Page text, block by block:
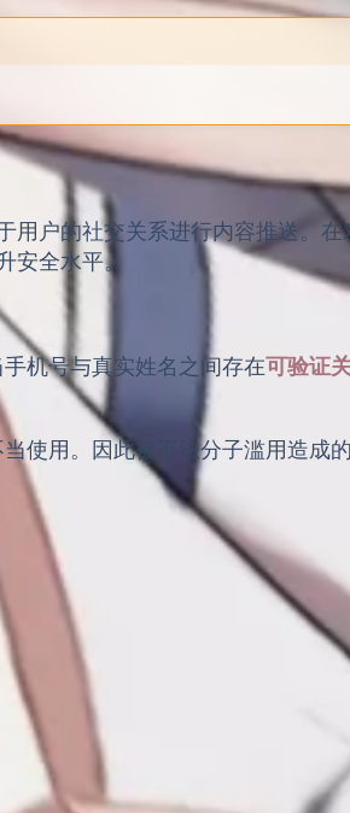
用户的社交关系进行内容推送。
全水平。
机号与真实姓名之间存在可验证
使用。因此被不法分子滥用造成